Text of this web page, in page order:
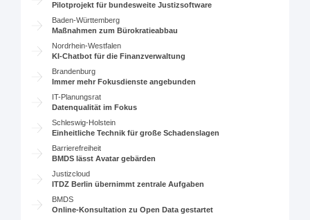
Pilotprojekt für bundesweite Justizsoftware
Baden-Württemberg
Maßnahmen zum Bürokratieabbau
Nordrhein-Westfalen
KI-Chatbot für die Finanzverwaltung
Brandenburg
Immer mehr Fokusdienste angebunden
IT-Planungsrat
Datenqualität im Fokus
Schleswig-Holstein
Einheitliche Technik für große Schadenslagen
Barrierefreiheit
BMDS lässt Avatar gebärden
Justizcloud
ITDZ Berlin übernimmt zentrale Aufgaben
BMDS
Online-Konsultation zu Open Data gestartet